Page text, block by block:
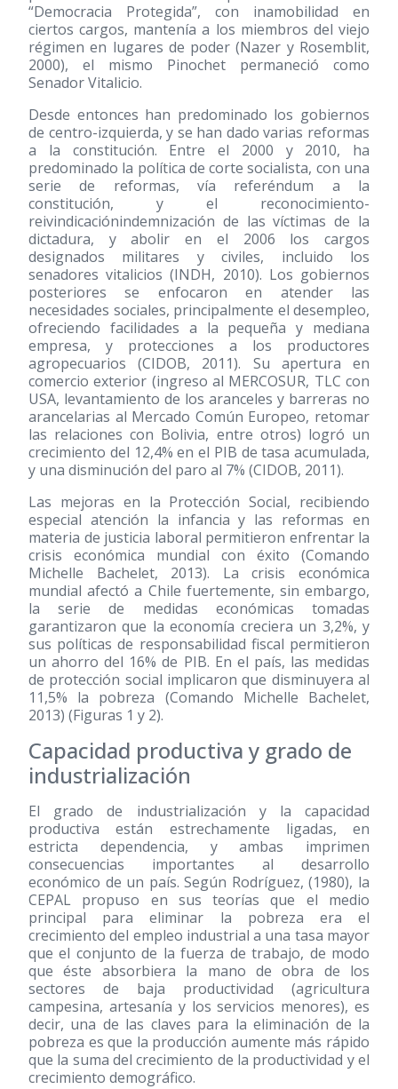
“Democracia Protegida”, con inamobilidad en
ciertos cargos, mantenía a los miembros del viejo
régimen en lugares de poder (Nazer y Rosemblit,
2000), el mismo Pinochet permaneció como
Senador Vitalicio.
Desde entonces han predominado los gobiernos
de centro-izquierda, y se han dado varias reformas
a la constitución. Entre el 2000 y 2010, ha
predominado la política de corte socialista, con una
serie de reformas, vía referéndum a la
constitución, y el reconocimiento-
reivindicaciónindemnización de las víctimas de la
dictadura, y abolir en el 2006 los cargos
designados militares y civiles, incluido los
senadores vitalicios (INDH, 2010). Los gobiernos
posteriores se enfocaron en atender las
necesidades sociales, principalmente el desempleo,
ofreciendo facilidades a la pequeña y mediana
empresa, y protecciones a los productores
agropecuarios (CIDOB, 2011). Su apertura en
comercio exterior (ingreso al MERCOSUR, TLC con
USA, levantamiento de los aranceles y barreras no
arancelarias al Mercado Común Europeo, retomar
las relaciones con Bolivia, entre otros) logró un
crecimiento del 12,4% en el PIB de tasa acumulada,
y una disminución del paro al 7% (CIDOB, 2011).
Las mejoras en la Protección Social, recibiendo
especial atención la infancia y las reformas en
materia de justicia laboral permitieron enfrentar la
crisis económica mundial con éxito (Comando
Michelle Bachelet, 2013). La crisis económica
mundial afectó a Chile fuertemente, sin embargo,
la serie de medidas económicas tomadas
garantizaron que la economía creciera un 3,2%, y
sus políticas de responsabilidad fiscal permitieron
un ahorro del 16% de PIB. En el país, las medidas
de protección social implicaron que disminuyera al
11,5% la pobreza (Comando Michelle Bachelet,
2013) (Figuras 1 y 2).
Capacidad productiva y grado de
industrialización
El grado de industrialización y la capacidad
productiva están estrechamente ligadas, en
estricta dependencia, y ambas imprimen
consecuencias importantes al desarrollo
económico de un país. Según Rodríguez,(1980), la
CEPAL propuso en sus teorías que el medio
principal para eliminar la pobreza era el
crecimiento del empleo industrial a una tasa mayor
que el conjunto de la fuerza de trabajo, de modo
que éste absorbiera la mano de obra de los
sectores de baja productividad (agricultura
campesina, artesanía y los servicios menores), es
decir, una de las claves para la eliminación de la
pobreza es que la producción aumente más rápido
que la suma del crecimiento de la productividad y el
crecimiento demográfico.